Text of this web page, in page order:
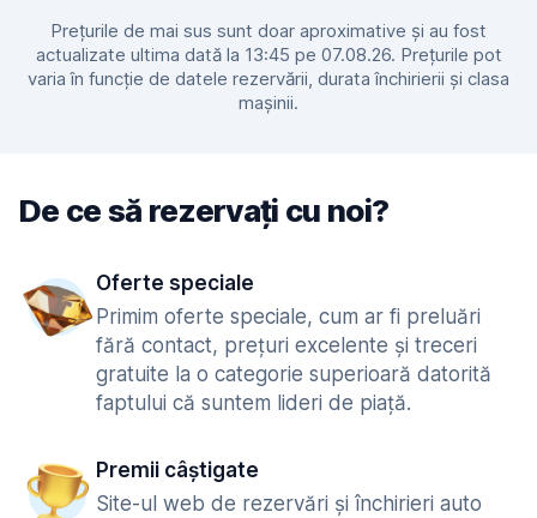
Prețurile de mai sus sunt doar aproximative și au fost
actualizate ultima dată la 13:45 pe 07.08.26. Prețurile pot
varia în funcție de datele rezervării, durata închirierii și clasa
mașinii.
De ce să rezervați cu noi?
Oferte speciale
Primim oferte speciale, cum ar fi preluări
fără contact, prețuri excelente și treceri
gratuite la o categorie superioară datorită
faptului că suntem lideri de piață.
Premii câștigate
Site-ul web de rezervări și închirieri auto